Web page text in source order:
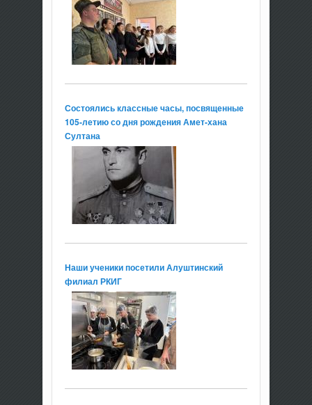
Состоялись классные часы, посвященные
105-летию со дня рождения Амет-хана
Султана
Наши ученики посетили Алуштинский
филиал РКИГ